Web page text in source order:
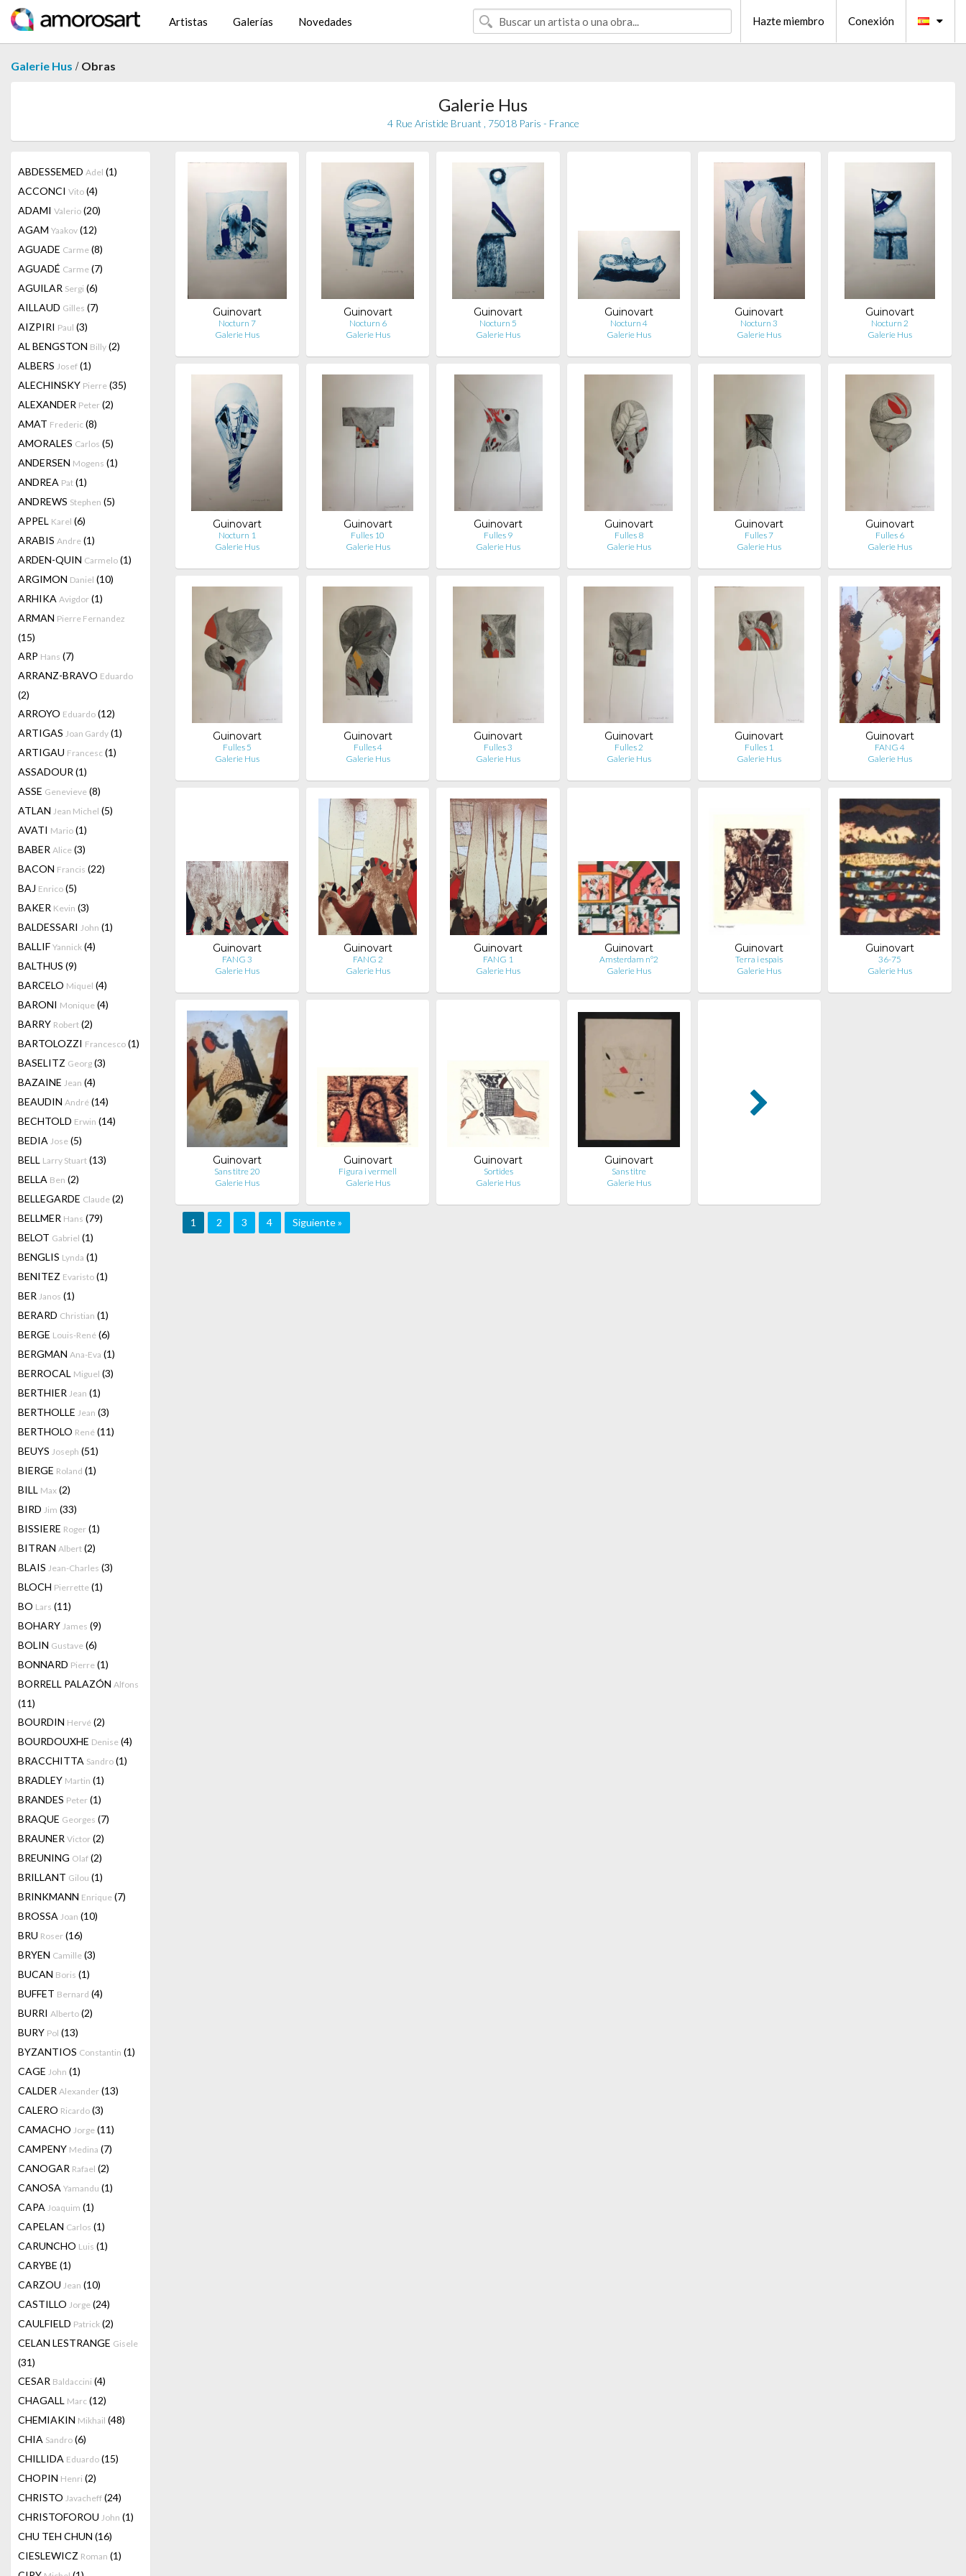
Artistas Galerías Novedades Hazte miembro Conexión
Galerie Hus / Obras
Galerie Hus
4 Rue Aristide Bruant , 75018 Paris - France
ABDESSEMED Adel (1)
ACCONCI Vito (4)
ADAMI Valerio (20)
AGAM Yaakov (12)
AGUADE Carme (8)
AGUADÉ Carme (7)
AGUILAR Sergi (6)
AILLAUD Gilles (7)
AIZPIRI Paul (3)
AL BENGSTON Billy (2)
ALBERS Josef (1)
ALECHINSKY Pierre (35)
ALEXANDER Peter (2)
AMAT Frederic (8)
AMORALES Carlos (5)
ANDERSEN Mogens (1)
ANDREA Pat (1)
ANDREWS Stephen (5)
APPEL Karel (6)
ARABIS Andre (1)
ARDEN-QUIN Carmelo (1)
ARGIMON Daniel (10)
ARHIKA Avigdor (1)
ARMAN Pierre Fernandez
(15)
ARP Hans (7)
ARRANZ-BRAVO Eduardo
(2)
ARROYO Eduardo (12)
ARTIGAS Joan Gardy (1)
ARTIGAU Francesc (1)
ASSADOUR (1)
ASSE Genevieve (8)
ATLAN Jean Michel (5)
AVATI Mario (1)
BABER Alice (3)
BACON Francis (22)
BAJ Enrico (5)
BAKER Kevin (3)
BALDESSARI John (1)
BALLIF Yannick (4)
BALTHUS (9)
BARCELO Miquel (4)
BARONI Monique (4)
BARRY Robert (2)
BARTOLOZZI Francesco (1)
BASELITZ Georg (3)
BAZAINE Jean (4)
BEAUDIN André (14)
BECHTOLD Erwin (14)
BEDIA Jose (5)
BELL Larry Stuart (13)
BELLA Ben (2)
BELLEGARDE Claude (2)
BELLMER Hans (79)
BELOT Gabriel (1)
BENGLIS Lynda (1)
BENITEZ Evaristo (1)
BER Janos (1)
BERARD Christian (1)
BERGE Louis-René (6)
BERGMAN Ana-Eva (1)
BERROCAL Miguel (3)
BERTHIER Jean (1)
BERTHOLLE Jean (3)
BERTHOLO René (11)
BEUYS Joseph (51)
BIERGE Roland (1)
BILL Max (2)
BIRD Jim (33)
BISSIERE Roger (1)
BITRAN Albert (2)
BLAIS Jean-Charles (3)
BLOCH Pierrette (1)
BO Lars (11)
BOHARY James (9)
BOLIN Gustave (6)
BONNARD Pierre (1)
BORRELL PALAZÓN Alfons
(11)
BOURDIN Hervé (2)
BOURDOUXHE Denise (4)
BRACCHITTA Sandro (1)
BRADLEY Martin (1)
BRANDES Peter (1)
BRAQUE Georges (7)
BRAUNER Victor (2)
BREUNING Olaf (2)
BRILLANT Gilou (1)
BRINKMANN Enrique (7)
BROSSA Joan (10)
BRU Roser (16)
BRYEN Camille (3)
BUCAN Boris (1)
BUFFET Bernard (4)
BURRI Alberto (2)
BURY Pol (13)
BYZANTIOS Constantin (1)
CAGE John (1)
CALDER Alexander (13)
CALERO Ricardo (3)
CAMACHO Jorge (11)
CAMPENY Medina (7)
CANOGAR Rafael (2)
CANOSA Yamandu (1)
CAPA Joaquim (1)
CAPELAN Carlos (1)
CARUNCHO Luis (1)
CARYBE (1)
CARZOU Jean (10)
CASTILLO Jorge (24)
CAULFIELD Patrick (2)
CELAN LESTRANGE Gisele
(31)
CESAR Baldaccini (4)
CHAGALL Marc (12)
CHEMIAKIN Mikhail (48)
CHIA Sandro (6)
CHILLIDA Eduardo (15)
CHOPIN Henri (2)
CHRISTO Javacheff (24)
CHRISTOFOROU John (1)
CHU TEH CHUN (16)
CIESLEWICZ Roman (1)
Guinovart
Nocturn 7
Galerie Hus
Guinovart
Nocturn 6
Galerie Hus
Guinovart
Nocturn 5
Galerie Hus
Guinovart
Nocturn 4
Galerie Hus
Guinovart
Nocturn 3
Galerie Hus
Guinovart
Nocturn 2
Galerie Hus
Guinovart
Nocturn 1
Galerie Hus
Guinovart
Fulles 10
Galerie Hus
Guinovart
Fulles 9
Galerie Hus
Guinovart
Fulles 8
Galerie Hus
Guinovart
Fulles 7
Galerie Hus
Guinovart
Fulles 6
Galerie Hus
Guinovart
Fulles 5
Galerie Hus
Guinovart
Fulles 4
Galerie Hus
Guinovart
Fulles 3
Galerie Hus
Guinovart
Fulles 2
Galerie Hus
Guinovart
Fulles 1
Galerie Hus
Guinovart
FANG 4
Galerie Hus
Guinovart
FANG 3
Galerie Hus
Guinovart
FANG 2
Galerie Hus
Guinovart
FANG 1
Galerie Hus
Guinovart
Amsterdam n°2
Galerie Hus
Guinovart
Terra i espais
Galerie Hus
Guinovart
36-75
Galerie Hus
Guinovart
Sans titre 20
Galerie Hus
Guinovart
Figura i vermell
Galerie Hus
Guinovart
Sortides
Galerie Hus
Guinovart
Sans titre
Galerie Hus
1 2 3 4 Siguiente »